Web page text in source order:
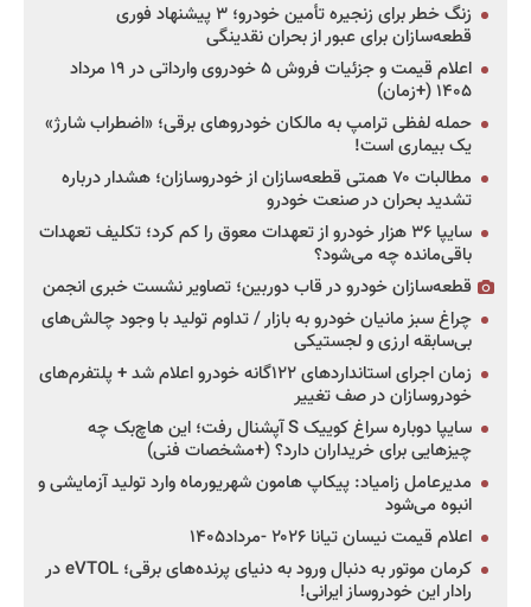
زنگ خطر برای زنجیره تأمین خودرو؛ ۳ پیشنهاد فوری
قطعه‌سازان برای عبور از بحران نقدینگی
اعلام قیمت و جزئیات فروش ۵ خودروی وارداتی در ۱۹ مرداد
۱۴۰۵ (+زمان)
حمله لفظی ترامپ به مالکان خودروهای برقی؛ «اضطراب شارژ»
یک بیماری است!
مطالبات ۷۰ همتی قطعه‌سازان از خودروسازان؛ هشدار درباره
تشدید بحران در صنعت خودرو
سایپا ۳۶ هزار خودرو از تعهدات معوق را کم کرد؛ تکلیف تعهدات
باقی‌مانده چه می‌شود؟
قطعه‌سازان خودرو در قاب دوربین؛ تصاویر نشست خبری انجمن
چراغ سبز مانیان خودرو به بازار / تداوم تولید با وجود چالش‌های
بی‌سابقه ارزی و لجستیکی
زمان اجرای استانداردهای ۱۲۲گانه خودرو اعلام شد + پلتفرم‌های
خودروسازان در صف تغییر
سایپا دوباره سراغ کوییک S آپشنال رفت؛ این هاچ‌بک چه
چیزهایی برای خریداران دارد؟ (+مشخصات فنی)
مدیرعامل زامیاد: پیکاپ هامون شهریورماه وارد تولید آزمایشی و
انبوه می‌شود
اعلام قیمت نیسان تیانا ۲۰۲۶ -مرداد۱۴۰۵
کرمان موتور به دنبال ورود به دنیای پرنده‌های برقی؛ eVTOL در
رادار این خودروساز ایرانی!